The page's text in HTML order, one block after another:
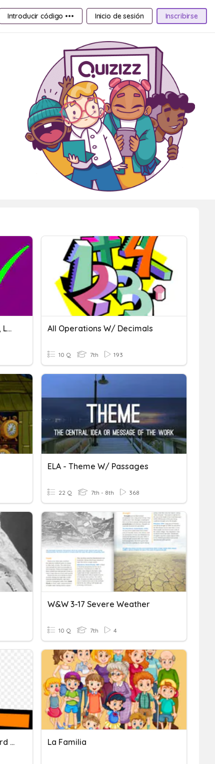
Introducir código ••• Inicio de sesión Inscribirse
Ortografía: Las Mayúsculas, La Letra B Y La Letra V. All Operations W/ Decimals
10 Q 7th 193
ELA - Theme W/ Passages
22 Q 7th - 8th 368
W&W 3-17 Severe Weather
10 Q 7th 4
Subtracting Integers W/Word Problems La Familia